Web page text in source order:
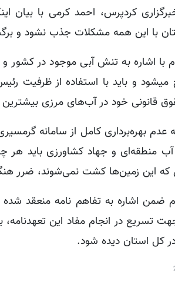
کردپرس، احمد کرمی با بیان
با این همه مشکلات جذب نشود و
با اشاره به تنش آبی موجود در
میشود و باید با استفاده از ظرفیت
قانونی خود در آب‌های مرزی بیشترین
که این زمین‌ها کشت نمی‌شوند، ضرر
تسریع در انجام مفاد این
کل استان دیده شود.